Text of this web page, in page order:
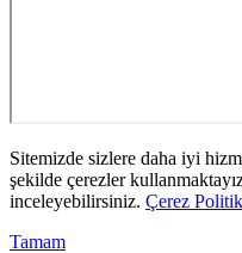
Sitemizde sizlere daha iyi
şekilde çerezler
inceleyebilirsiniz. Çerez
Tamam